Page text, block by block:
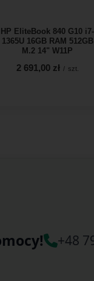
HP EliteBook 840 G10 i7-
1365U 16GB RAM 512GB
M.2 14" W11P
2 691,00 zł / szt.
+48